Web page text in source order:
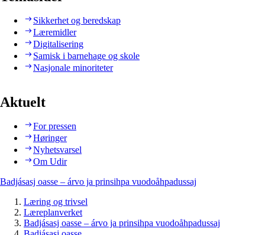
Sikkerhet og beredskap
Læremidler
Digitalisering
Samisk i barnehage og skole
Nasjonale minoriteter
Aktuelt
For pressen
Høringer
Nyhetsvarsel
Om Udir
Badjásasj oasse – árvo ja prinsihpa vuodoåhpadussaj
Læring og trivsel
Læreplanverket
Badjásasj oasse – árvo ja prinsihpa vuodoåhpadussaj